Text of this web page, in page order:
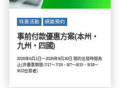
特惠活動 網路預約
事前付款優惠方案(本州・
九州・四國)
2026年6月1日～2026年9月30日 間的出發時間為
止(非優惠期間:7/17～7/19、8/7～8/15、9/18～
9/22出發者)